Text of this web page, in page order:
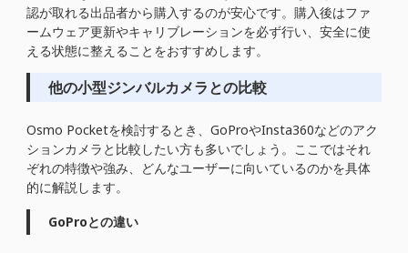
認が取れる出品者から購入するのが安心です。購入後はファ
ームウェア更新やキャリブレーションを必ず行い、安全に使
える状態に整えることをおすすめします。
他の小型ジンバルカメラとの比較
Osmo Pocketを検討するとき、GoProやInsta360などのアク
ションカメラと比較したい方も多いでしょう。ここではそれ
ぞれの特徴や強み、どんなユーザーに向いているのかを具体
的に解説します。
GoProとの違い